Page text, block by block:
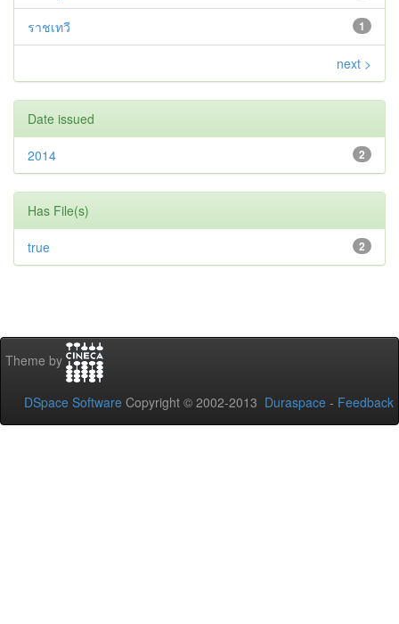
1
ราชเทวี
next >
Date issued
2
2014
Has File(s)
2
true
Theme by
DSpace Software Copyright © 2002-2013 Duraspace - Feedback